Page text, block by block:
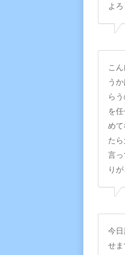
よ
こ
う
ら
を
め
た
言
り
今日
せ